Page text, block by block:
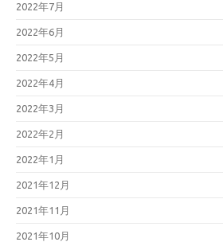
2022年7月
2022年6月
2022年5月
2022年4月
2022年3月
2022年2月
2022年1月
2021年12月
2021年11月
2021年10月